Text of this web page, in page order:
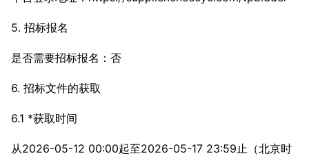
5. 招标报名
是否需要招标报名：否
6. 招标文件的获取
6.1 *获取时间
从2026-05-12 00:00起至2026-05-17 23:59止（北京时